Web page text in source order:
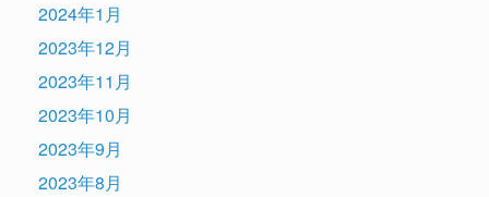
2024年1月
2023年12月
2023年11月
2023年10月
2023年9月
2023年8月